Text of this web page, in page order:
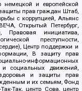
немецкой и европейской
прав граждан Штаб,
с коррупцией, Альянс
Открытый Петербург,
Правовая инициатива,
преступности,
Центр поддержки и
В защиту прав
информационных
и социальных движений,
и защиты прав
и их семьям, Фонд
Так, центр Сова, центр